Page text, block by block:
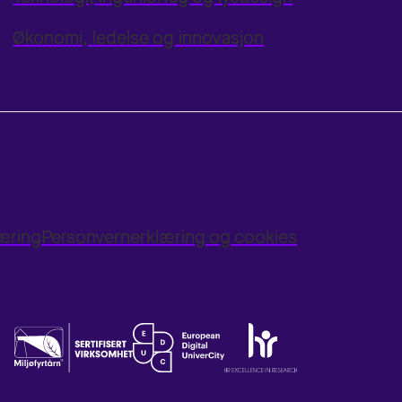
Økonomi, ledelse og innovasjon
Personvernerklæring og cookies